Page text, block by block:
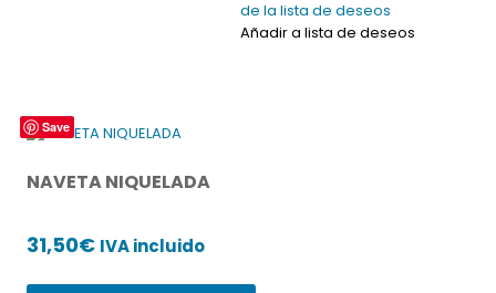
de la lista de deseos
Añadir a lista de deseos
Save
NAVETA NIQUELADA
31,50€ IVA incluido